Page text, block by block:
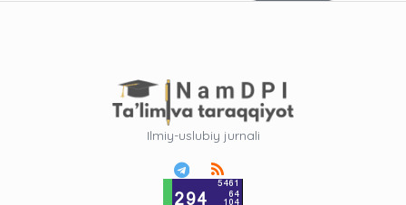
Ilmiy-uslubiy jurnali